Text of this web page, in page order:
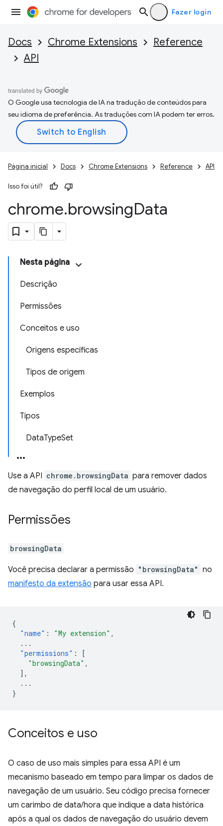
Fazer login
Docs Chrome Extensions
Reference
API
O Google usa tecnologia de IA na tradução de conteúdos para
seu idioma de preferência. As traduções com IA podem ter erros.
Página inicial Docs Chrome Extensions Reference API
Isso foi útil?
chrome.browsingData
Nesta página
Descrição
Permissões
Conceitos e uso
Origens específicas
Tipos de origem
Exemplos
Tipos
DataTypeSet
Use a API chrome.browsingData para remover dados
de navegação do perfil local de um usuário.
Permissões
browsingData
Você precisa declarar a permissão "browsingData" no
manifesto da extensão para usar essa API.
{
"name" : "My extension" ,
...
"permissions" :
[
"browsingData" ,
],
...
}
Conceitos e uso
O caso de uso mais simples para essa API é um
mecanismo baseado em tempo para limpar os dados de
navegação de um usuário. Seu código precisa fornecer
um carimbo de data/hora que indique a data histórica
após a qual os dados de navegação do usuário devem